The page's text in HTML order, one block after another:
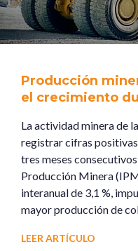
Producción
el crecimiento
La actividad minera de
registrar cifras
tres meses
Producción Minera
interanual de 3,1 %,
mayor producción de
LEER ARTÍCULO